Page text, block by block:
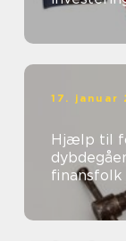
17. januar
Hjælp til
finansfolk